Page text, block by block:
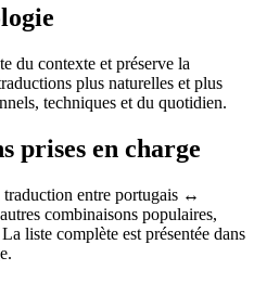
du contexte et préserve la
plus naturelles et plus
techniques et du quotidien.
prises en charge
entre portugais ↔
combinaisons populaires,
liste complète est présentée dans